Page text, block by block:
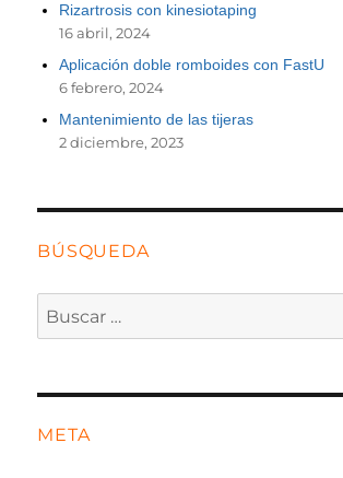
Rizartrosis con kinesiotaping
16 abril, 2024
Aplicación doble romboides con FastU
6 febrero, 2024
Mantenimiento de las tijeras
2 diciembre, 2023
BÚSQUEDA
META